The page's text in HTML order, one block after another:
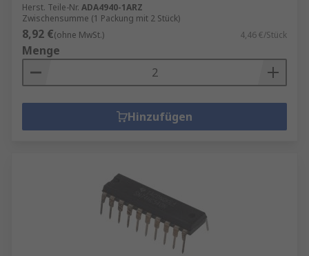
Herst. Teile-Nr. ADA4940-1ARZ
Zwischensumme (1 Packung mit 2 Stück)
8,92 €(ohne MwSt.) 4,46 €/Stück
Menge
Hinzufügen